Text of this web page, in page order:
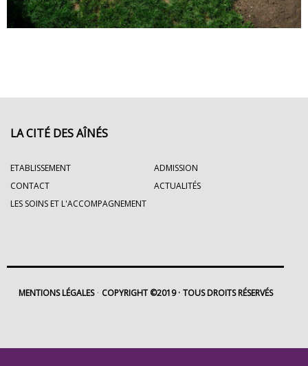
LA CITÉ DES AÎNÉS
ETABLISSEMENT
ADMISSION
CONTACT
ACTUALITÉS
LES SOINS ET L'ACCOMPAGNEMENT
MENTIONS LÉGALES COPYRIGHT ©2019 TOUS DROITS RÉSERVÉS